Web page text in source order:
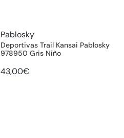
Pablosky
Deportivas Trail Kansai Pablosky
978950 Gris Niño
43,00€